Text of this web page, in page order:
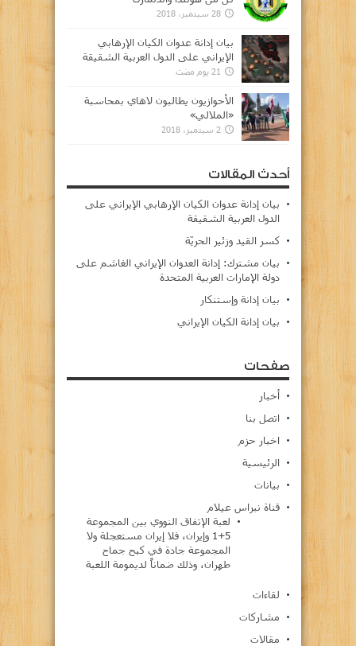
28 سبتمبر، 2018
بيان إدانة عدوان الكيان الإرهابي
الإيراني على الدول العربية الشقيقة
21 يوم مضت
الأحوازيون يطالبون لاهاي بمحاسبة
«الملالي»
2 سبتمبر، 2018
أحدث المقالات
بيان إدانة عدوان الكيان الإرهابي الإيراني على
الدول العربية الشقيقة
كسر القيد وزئير الحريّة
بيان مشترك: إدانة العدوان الإيراني الغاشم على
دولة الإمارات العربية المتحدة
بيان إدانة وإستنكار
بيان إدانة الكيان الإيراني
صفحات
أخبار
اتصل بنا
اخبار حزم
الرئيسية
بيانات
قناة نبراس عيلام
لعبة الإتفاق النووي بين المجموعة
5+1 وإيران، فلا إيران مستعجلة ولا
المجموعة جادة في كبح جماح
طهران، وذلك ضماناً لديمومة اللعبة
لقاءات
مشاركات
مقالات